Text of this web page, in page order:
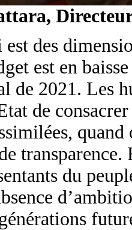
des
est en
de 2021. Les
de
du